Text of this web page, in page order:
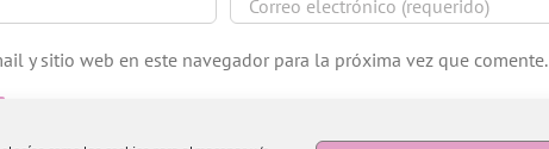
y sitio web en este navegador para la próxima vez que comente.